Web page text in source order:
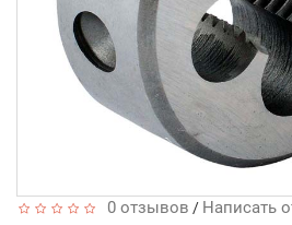
0 отзывов / Написать